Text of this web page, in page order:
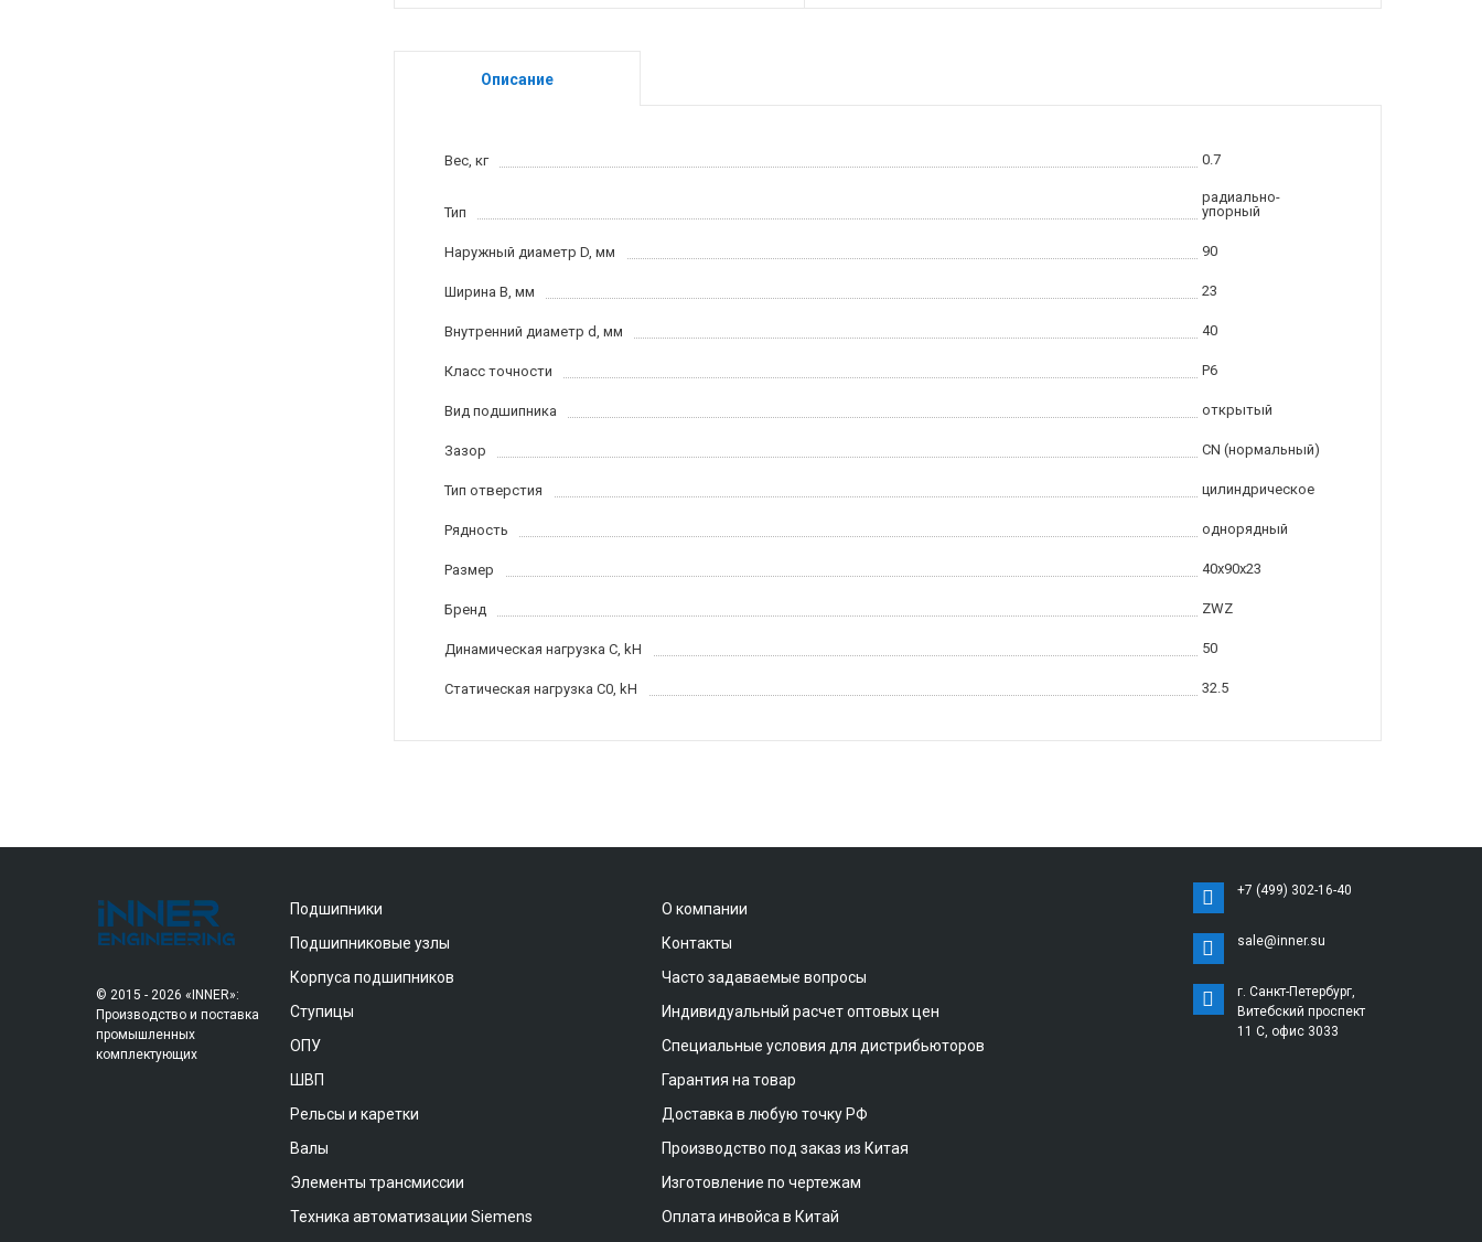
Описание
Вес, кг 0.7
Тип
радиально-
упорный
Наружный диаметр D, мм 90
Ширина B, мм 23
Внутренний диаметр d, мм 40
Класс точности P6
Вид подшипника открытый
Зазор CN (нормальный)
Тип отверстия цилиндрическое
Рядность однорядный
Размер 40x90x23
Бренд ZWZ
Динамическая нагрузка C, kН 50
Статическая нагрузка C0, kH 32.5
© 2015 - 2026 «INNER»:
Производство и поставка
промышленных
комплектующих
Подшипники
Подшипниковые узлы
Корпуса подшипников
Ступицы
ОПУ
ШВП
Рельсы и каретки
Валы
Элементы трансмиссии
Техника автоматизации Siemens
О компании
Контакты
Часто задаваемые вопросы
Индивидуальный расчет оптовых цен
Специальные условия для дистрибьюторов
Гарантия на товар
Доставка в любую точку РФ
Производство под заказ из Китая
Изготовление по чертежам
Оплата инвойса в Китай
+7 (499) 302-16-40
sale@inner.su
г. Санкт-Петербург,
Витебский проспект
11 С, офис 3033